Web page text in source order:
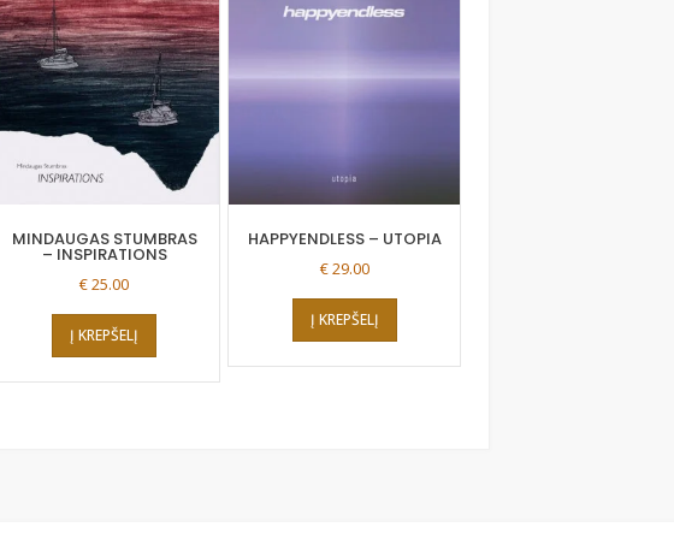
MINDAUGAS STUMBRAS
– INSPIRATIONS
€25.00
Į KREPŠELĮ
HAPPYENDLESS – UTOPIA
€29.00
Į KREPŠELĮ